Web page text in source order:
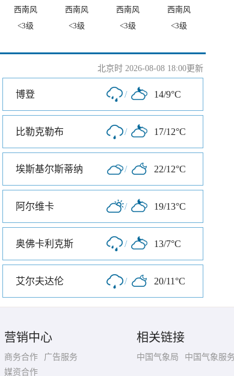
西南风 西南风 西南风
西南风
<3级 <3级 <3级 <3级
北京时 2026-08-08 18:00更新
博登 / 14/9°C
比勒克勒布 / 17/12°C
埃斯基尔斯蒂纳 / 22/12°C
阿尔维卡 / 19/13°C
奥佛卡利克斯 / 13/7°C
艾尔夫达伦 / 20/11°C
营销中心
商务合作
广告服务
媒资合作
相关链接
中国气象局 中国气象服